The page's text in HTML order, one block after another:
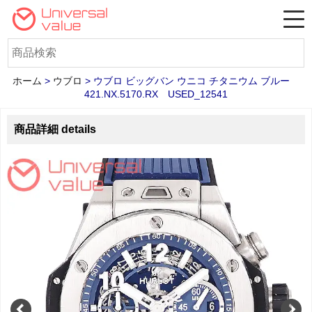
ホーム > ウブロ > ウブロ ビッグバン ウニコ チタニウム ブルー
421.NX.5170.RX USED_12541
商品詳細 details